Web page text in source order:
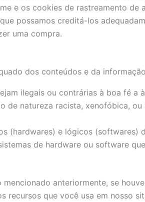
e os cookies de rastreamento
possamos creditá-los
uma compra.
dos conteúdos e da
ilegais ou contrárias à boa fé a
de natureza racista, xenofóbica,
(hardwares) e lógicos
de hardware ou software
anteriormente, se
recursos que você usa em nosso